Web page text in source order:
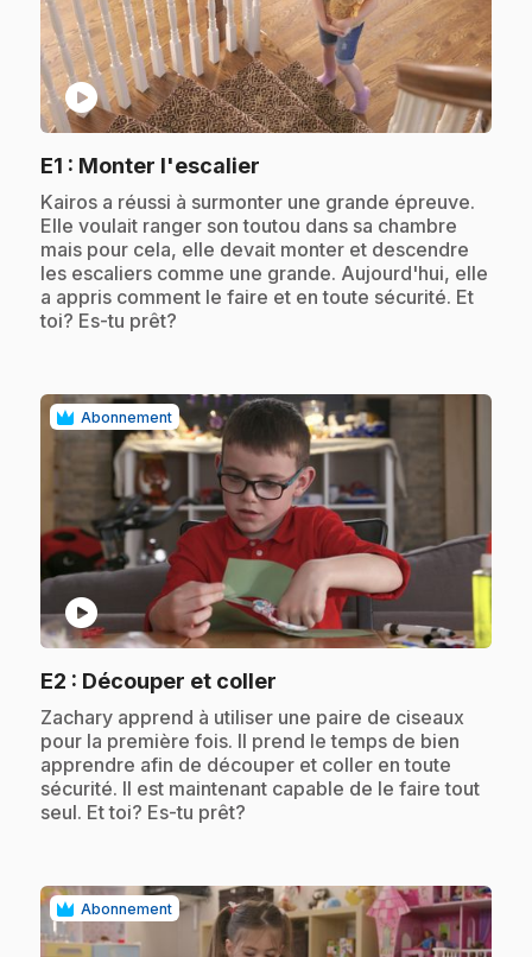
play_circle
E1 : Monter l'escalier
.Kairos a réussi à surmonter une grande épreuve.
Elle voulait ranger son toutou dans sa chambre
mais pour cela, elle devait monter et descendre
les escaliers comme une grande. Aujourd'hui, elle
a appris comment le faire et en toute sécurité. Et
toi? Es-tu prêt?
Abonnement
play_circle
E2 : Découper et coller
.Zachary apprend à utiliser une paire de ciseaux
pour la première fois. Il prend le temps de bien
apprendre afin de découper et coller en toute
sécurité. Il est maintenant capable de le faire tout
seul. Et toi? Es-tu prêt?
Abonnement